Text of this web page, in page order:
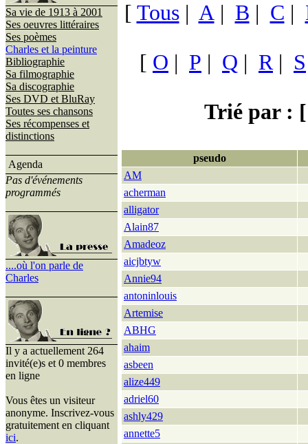
Sa vie de 1913 à 2001
Ses oeuvres littéraires
Ses poèmes
Charles et la peinture
Bibliographie
Sa filmographie
Sa discographie
Ses DVD et BluRay
Toutes ses chansons
Ses récompenses et
distinctions
Agenda
Pas d'événements
programmés
....où l'on parle de
Charles
Il y a actuellement 264
invité(e)s et 0 membres
en ligne
Vous êtes un visiteur
anonyme. Inscrivez-vous
gratuitement en cliquant
ici.
[ Tous| A| B | C |
[ O | P | Q | R| S
Trié par : [
pseudo
AM
acherman
alligator
Alain87
Amadeoz
aicjbtyw
Annie94
antoninlouis
Artemise
ABHG
ahaim
asbeen
alize449
adriel60
ashly429
annette5